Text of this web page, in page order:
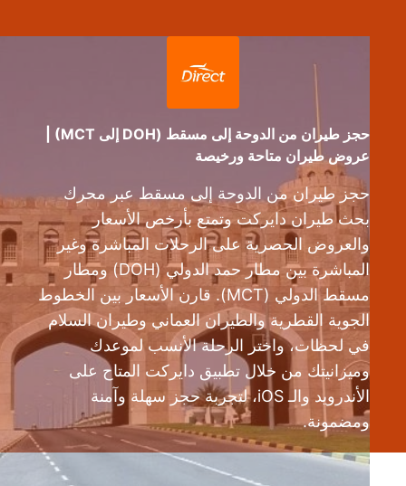
حجز طيران من الدوحة إلى مسقط (DOH إلى MCT) |
عروض طيران متاحة ورخيصة
حجز طيران من الدوحة إلى مسقط عبر محرك
بحث طيران دايركت وتمتع بأرخص الأسعار
والعروض الحصرية على الرحلات المباشرة وغير
المباشرة بين مطار حمد الدولي (DOH) ومطار
مسقط الدولي (MCT). قارن الأسعار بين الخطوط
الجوية القطرية والطيران العماني وطيران السلام
في لحظات، واختر الرحلة الأنسب لموعدك
وميزانيتك من خلال تطبيق دايركت المتاح على
الأندرويد والـ iOS، لتجربة حجز سهلة وآمنة
ومضمونة.